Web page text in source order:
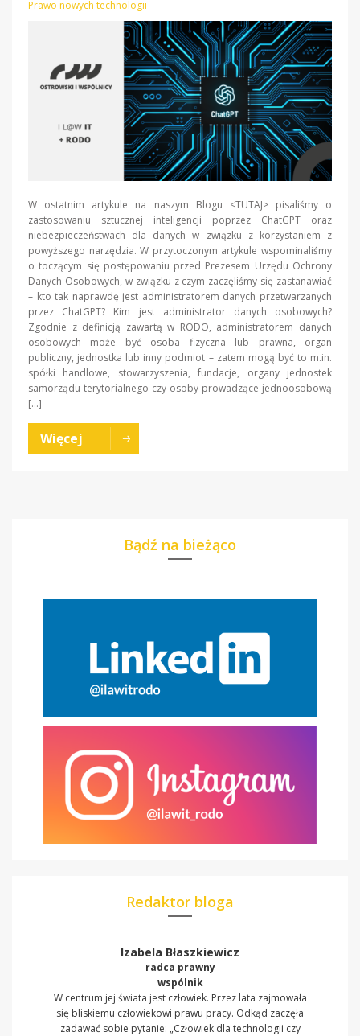
Prawo nowych technologii
W ostatnim artykule na naszym Blogu <TUTAJ> pisaliśmy o
zastosowaniu sztucznej inteligencji poprzez ChatGPT oraz
niebezpieczeństwach dla danych w związku z korzystaniem z
powyższego narzędzia. W przytoczonym artykule wspominaliśmy
o toczącym się postępowaniu przed Prezesem Urzędu Ochrony
Danych Osobowych, w związku z czym zaczęliśmy się zastanawiać
– kto tak naprawdę jest administratorem danych przetwarzanych
przez ChatGPT? Kim jest administrator danych osobowych?
Zgodnie z definicją zawartą w RODO, administratorem danych
osobowych może być osoba fizyczna lub prawna, organ
publiczny, jednostka lub inny podmiot – zatem mogą być to m.in.
spółki handlowe, stowarzyszenia, fundacje, organy jednostek
samorządu terytorialnego czy osoby prowadzące jednoosobową
[…]
Więcej
Bądź na bieżąco
Redaktor bloga
Izabela Błaszkiewicz
radca prawny
wspólnik
W centrum jej świata jest człowiek. Przez lata zajmowała
się bliskiemu człowiekowi prawu pracy. Odkąd zaczęła
zadawać sobie pytanie: „Człowiek dla technologii czy